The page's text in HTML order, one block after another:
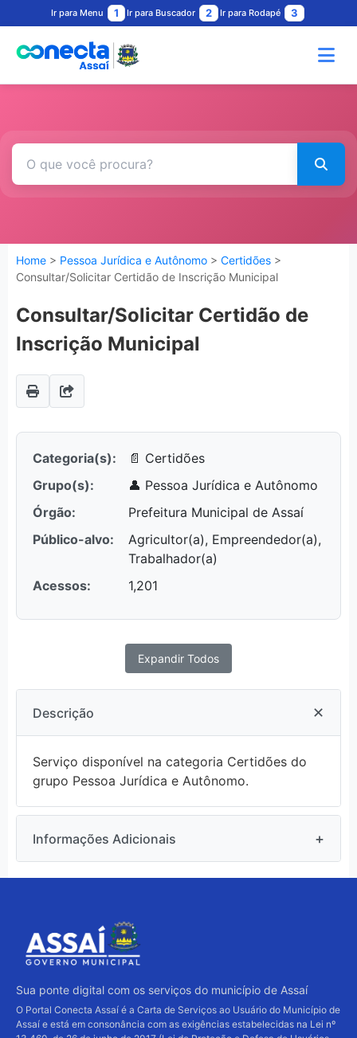
Ir para Menu 1 Ir para Buscador 2 Ir para Rodapé 3
Home > Pessoa Jurídica e Autônomo > Certidões >
Consultar/Solicitar Certidão de Inscrição Municipal
Consultar/Solicitar Certidão de
Inscrição Municipal
Categoria(s):
📄 Certidões
Grupo(s):
👤 Pessoa Jurídica e Autônomo
Órgão:
Prefeitura Municipal de Assaí
Público-alvo:
Agricultor(a), Empreendedor(a),
Trabalhador(a)
Acessos:
1,201
Expandir Todos
Descrição ✕
Serviço disponível na categoria Certidões do
grupo Pessoa Jurídica e Autônomo.
Informações Adicionais +
Sua ponte digital com os serviços do município de Assaí
O Portal Conecta Assaí é a Carta de Serviços ao Usuário do Município de
Assaí e está em consonância com as exigências estabelecidas na Lei nº